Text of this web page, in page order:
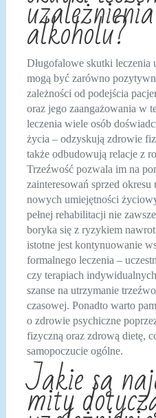
alkoholu?
Długofalowe skutki leczenia
mogą być zarówno
zależności od podejścia
oraz jego zaangażowania w
leczenia wiele osób
życia – odzyskują zdrowie
także odbudowują relacje z
Trzeźwość pozwala im na
zainteresowań sprzed
nowych umiejętności
pełnej rehabilitacji nie
boryka się z ryzykiem
istotne jest kontynuowanie
formalnego leczenia –
czy terapiach
szanse na utrzymanie
czasowej. Ponadto warto
o zdrowie psychiczne
fizyczną oraz zdrową dietę,
samopoczucie ogólne.
Jakie są
mity